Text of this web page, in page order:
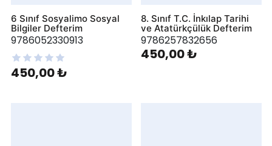
6 Sınıf Sosyalimo Sosyal
Bilgiler Defterim
9786052330913
450,00 ₺
8. Sınıf T.C. İnkılap Tarihi
ve Atatürkçülük Defterim
9786257832656
450,00 ₺